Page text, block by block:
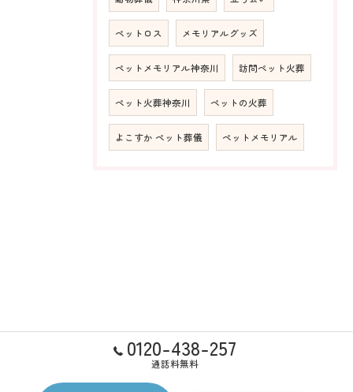
ペットロス メモリアルグッズ
ペットメモリアル神奈川 訪問ペット火葬
ペット火葬神奈川 ペットの火葬
よこすか ペット葬儀 ペットメモリアル
0120-438-257
通話料無料